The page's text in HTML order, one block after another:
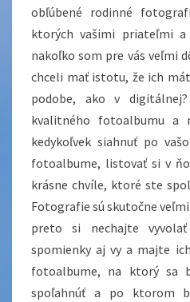
obľúbené rodinné
ktorých vašimi priateľmi
nakoľko som pre vás veľmi
chceli mať istotu, že ich
podobe, ako v
kvalitného fotoalbumu a
kedykoľvek siahnuť po
fotoalbume, listovať si v
krásne chvíle, ktoré ste
Fotografie sú skutočne
preto si nechajte
spomienky aj vy a majte
fotoalbume, na ktorý sa
spoľahnúť a po ktorom